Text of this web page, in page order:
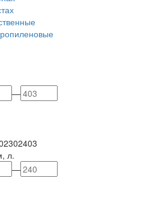
—
302403
л.
—